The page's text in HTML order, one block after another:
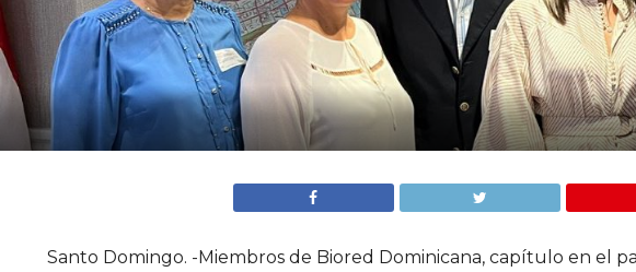
Santo Domingo. -Miembros de Biored Dominicana, capítulo en el